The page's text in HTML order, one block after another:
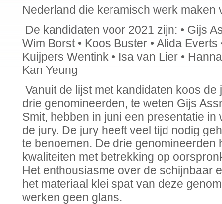
Nederland die keramisch werk maken
De kandidaten voor 2021 zijn: • Gijs
Wim Borst • Koos Buster • Alida
Kuijpers Wentink • Isa van Lier •
Kan Yeung
Vanuit de lijst met kandidaten koos
drie genomineerden, te weten Gijs
Smit, hebben in juni een presentatie
de jury. De jury heeft veel tijd nodig
te benoemen. De drie genomineerden
kwaliteiten met betrekking op
Het enthousiasme over de schijnbaar
het materiaal klei spat van deze
werken geen glans.